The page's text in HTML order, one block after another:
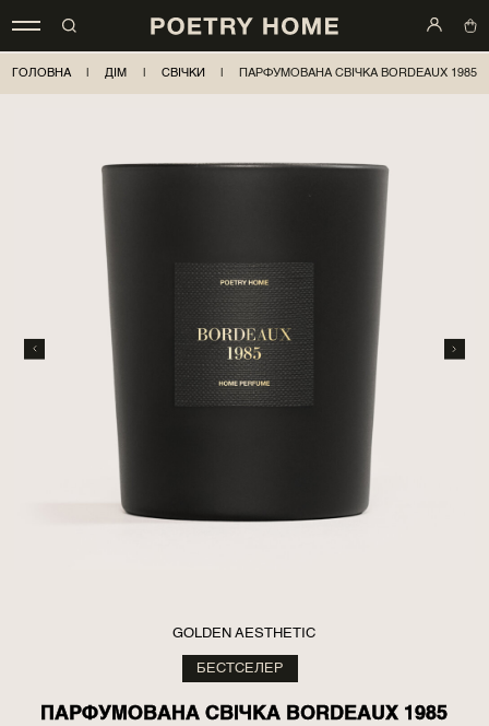
ГОЛОВНА ДІМ СВІЧКИ ПАРФУМОВАНА СВІЧКА BORDEAUX 1985
GOLDEN AESTHETIC
БЕСТСЕЛЕР
ПАРФУМОВАНА СВІЧКА BORDEAUX 1985